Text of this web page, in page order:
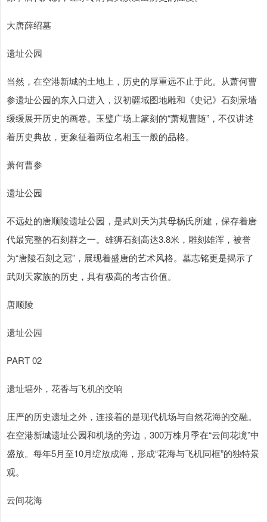
大唐薛绍墓
遗址公园
当然，在空港新城的土地上，历史的厚重远不止于此。从萧何曹
参遗址公园的东入口进入，汉初疆域图地雕和《史记》石刻景墙
缓缓展开历史的画卷。玉璧广场上篆刻的“萧规曹随”，不仅讲述
着历史典故，更象征着两位名相玉一般的品格。
萧何曹参
遗址公园
不远处的唐顺陵遗址公园，是武则天为其母杨氏所建，保存着唐
代最完整的石刻群之一。雄狮石刻高达3.8米，雕刻雄浑，被誉
为“唐陵石刻之冠”，展现着盛唐的艺术风格。墓志铭更是揭示了
武则天家族的历史，具有极高的考古价值。
唐顺陵
遗址公园
PART 02
遗址墙外，花香与飞机的交响
庄严的历史遗址之外，连接着的是现代机场与自然花海的交融。
在空港新城遗址公园和机场的旁边，300万株月季在“云间花境”中
盛放。每年5月至10月绽放成海，形成“花海与飞机同框”的独特景
观。
云间花海